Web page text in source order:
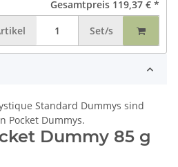
Gesamtpreis 119,37 € *
Set/s
Standard Dummys sind
Pocket Dummys.
Dummy 85 g